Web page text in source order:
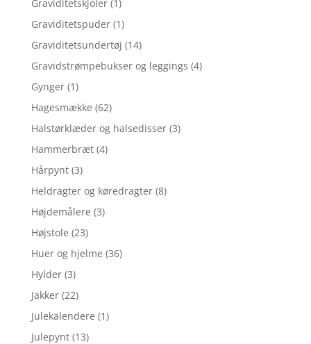
Graviditetskjoler (1)
Graviditetspuder (1)
Graviditetsundertøj (14)
Gravidstrømpebukser og leggings (4)
Gynger (1)
Hagesmække (62)
Halstørklæder og halsedisser (3)
Hammerbræt (4)
Hårpynt (3)
Heldragter og køredragter (8)
Højdemålere (3)
Højstole (23)
Huer og hjelme (36)
Hylder (3)
Jakker (22)
Julekalendere (1)
Julepynt (13)